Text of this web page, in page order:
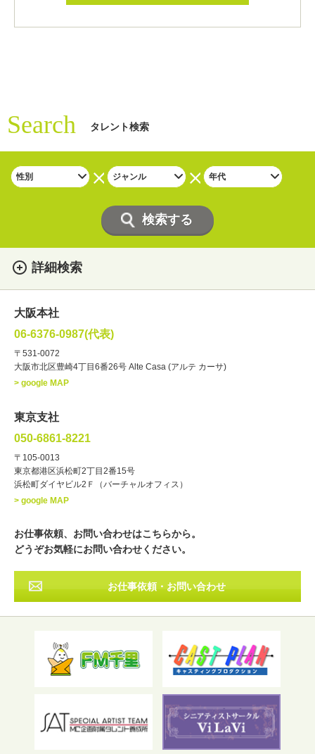
Search タレント検索
詳細検索
・性別
・ジャンル
ナレーター レポーター
・年齢
・出身地 北海道 東北
その他
フリーワード検索
大阪本社
06-6376-0987(代表)
〒531-0072
大阪市北区豊崎4丁目6番26号 Alte Casa (アルテ カーサ)
> google MAP
東京支社
050-6861-8221
〒105-0013
東京都港区浜松町2丁目2番15号
浜松町ダイヤビル2Ｆ（バーチャルオフィス）
> google MAP
お仕事依頼、お問い合わせはこちらから。
どうぞお気軽にお問い合わせください。
お仕事依頼・お問い合わせ